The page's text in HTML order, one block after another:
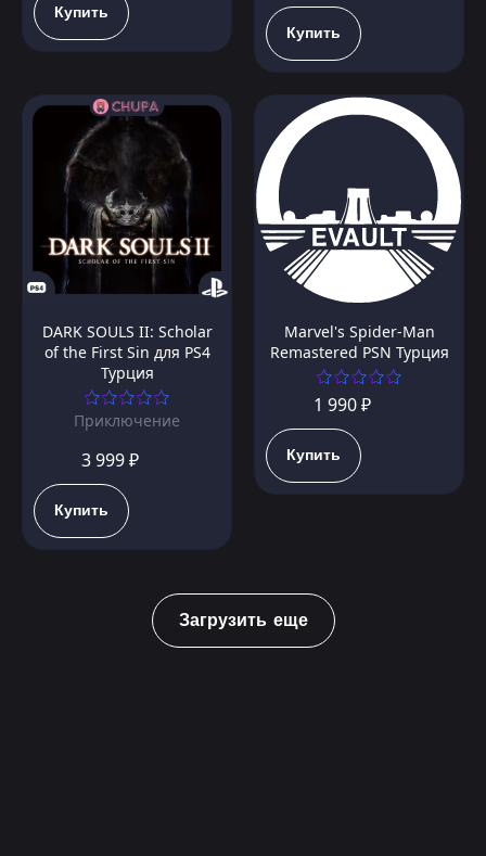
Купить
Купить
DARK SOULS II: Scholar
of the First Sin для PS4
Турция
Приключение
3 999 ₽
Купить
Marvel's Spider-Man
Remastered PSN Турция
1 990 ₽
Купить
Загрузить еще